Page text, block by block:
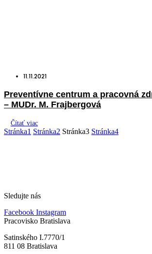
11.11.2021
Preventívne centrum a pracovná
– MUDr. M. Frajbergová
Čítať viac
Stránka1 Stránka2 Stránka3 Stránka4
Sledujte nás
Facebook Instagram
Pracovisko Bratislava
Satinského I.7770/1
811 08 Bratislava